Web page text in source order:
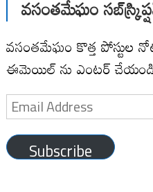
వసంతమేఘం
వసంతమేఘం కొత్త పోస్టుల
ఈమెయిల్ ను ఎంటర్ చేయండి
Email
Address
Subscribe